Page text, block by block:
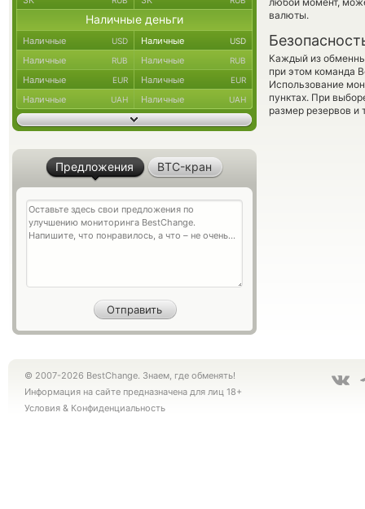
валюты.
Каждый из
при этом команда
Использование
пунктах. При
размер резервов и
Наличные деньги
Наличные USD Наличные USD
Наличные RUB Наличные RUB
Наличные EUR Наличные EUR
Наличные UAH Наличные UAH
Предложения BTC-кран
© 2007-2026 BestChange. Знаем, где обменять!
Информация на сайте предназначена для лиц 18+
Условия & Конфиденциальность